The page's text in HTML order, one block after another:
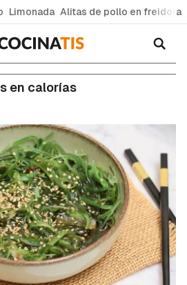
Limonada Alitas de pollo en freidora
en calorías